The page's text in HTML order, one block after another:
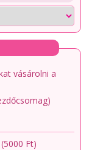
vásárolni a
Ft)